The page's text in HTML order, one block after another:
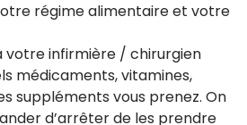
régime alimentaire et votre
votre infirmière / chirurgien
médicaments, vitamines,
suppléments vous prenez. On
d’arrêter de les prendre